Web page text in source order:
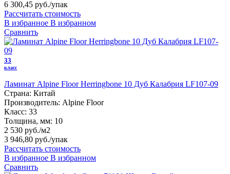
6 300,45 руб./упак
Рассчитать стоимость
В избранное В избранном
Сравнить
33
класс
Ламинат Alpine Floor Herringbone 10 Дуб Калабрия LF107-09
Страна: Китай
Производитель: Alpine Floor
Класс: 33
Толщина, мм: 10
2 530 руб./м2
3 946,80 руб./упак
Рассчитать стоимость
В избранное В избранном
Сравнить